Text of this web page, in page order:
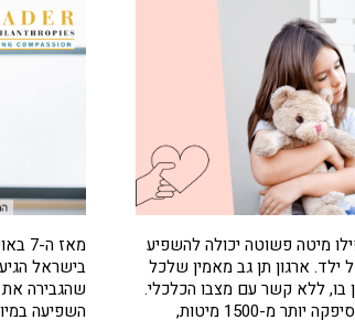
מיטה פשוטה יכולה להשפיע
ילד. ארגון תן גב מאמין שלכל
בו, ללא קשר עם מצבו הכלכלי.
בשלוש שנים האחרונות, תן גב סיפקה יותר מ-1500 מיטות,
בישראל
שהגבירה
השפיעה